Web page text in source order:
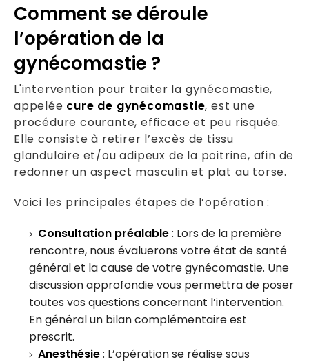
Comment se déroule
l’opération de la
gynécomastie ?
L'intervention pour traiter la gynécomastie,
appelée cure de gynécomastie, est une
procédure courante, efficace et peu risquée.
Elle consiste à retirer l’excès de tissu
glandulaire et/ou adipeux de la poitrine, afin de
redonner un aspect masculin et plat au torse.
Voici les principales étapes de l’opération :
Consultation préalable: Lors de la première
rencontre, nous évaluerons votre état de santé
général et la cause de votre gynécomastie. Une
discussion approfondie vous permettra de poser
toutes vos questions concernant l’intervention.
En général un bilan complémentaire est
prescrit.
Anesthésie: L’opération se réalise sous